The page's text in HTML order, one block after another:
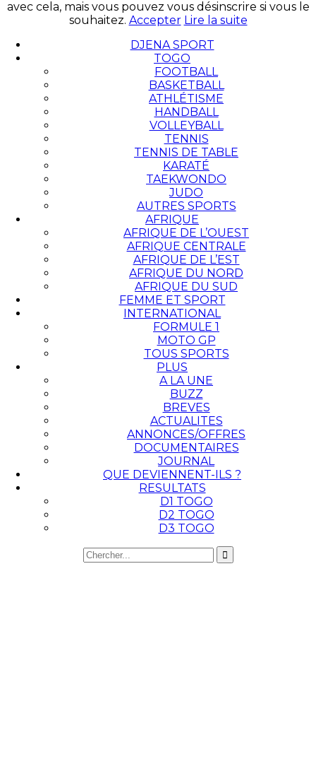
avec cela, mais vous pouvez vous désinscrire si vous le
souhaitez. Accepter Lire la suite
DJENA SPORT
TOGO
FOOTBALL
BASKETBALL
ATHLÉTISME
HANDBALL
VOLLEYBALL
TENNIS
TENNIS DE TABLE
KARATÉ
TAEKWONDO
JUDO
AUTRES SPORTS
AFRIQUE
AFRIQUE DE L’OUEST
AFRIQUE CENTRALE
AFRIQUE DE L’EST
AFRIQUE DU NORD
AFRIQUE DU SUD
FEMME ET SPORT
INTERNATIONAL
FORMULE 1
MOTO GP
TOUS SPORTS
PLUS
A LA UNE
BUZZ
BREVES
ACTUALITES
ANNONCES/OFFRES
DOCUMENTAIRES
JOURNAL
QUE DEVIENNENT-ILS ?
RESULTATS
D1 TOGO
D2 TOGO
D3 TOGO